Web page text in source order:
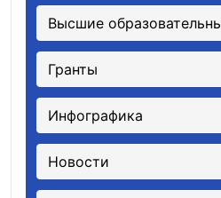
Высшие
Гранты
Инфографика
Новости